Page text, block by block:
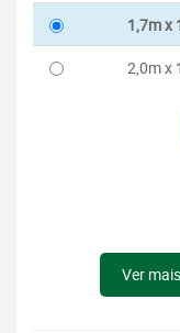
1,7m x
2,0m x
Ver